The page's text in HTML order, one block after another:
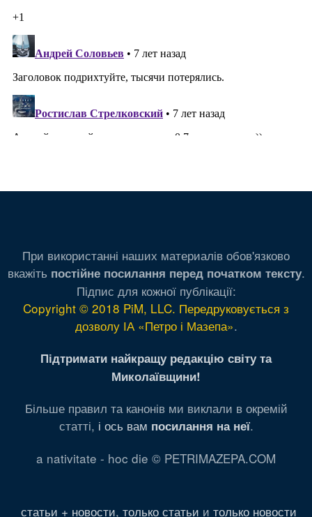
При використанні наших материалів обов'язково
вкажіть постійне посилання перед початком тексту.
Підпис для кожної публікації:
Copyright © 2018 PiM, LLC. Передруковується з
дозволу ІА «Петро і Мазепа».
Підтримати найкращу редакцію світу та
Миколаївщини!
Більше правил та канонів ми виклали в окремій
статті, і ось вам посилання на неї.
a nativitate - hoc die © PETRIMAZEPA.COM
статьи + новости, только статьи и только новости